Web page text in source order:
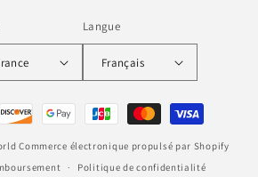
| France
Langue
Français
Commerce électronique propulsé par Shopify
Politique de confidentialité